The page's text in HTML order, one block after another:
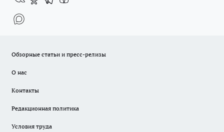
Обзорные статьи и пресс-релизы
О нас
Контакты
Редакционная политика
Условия труда